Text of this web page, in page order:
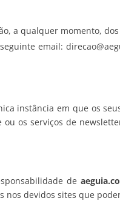
a qualquer momento, dos
email:
instância em que os
os serviços de
de
nos devidos sites que